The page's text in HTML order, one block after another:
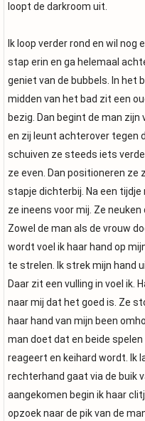
loopt de darkroom uit.
Ik loop verder rond en wil
stap erin en ga helemaal
geniet van de bubbels. In het
midden van het bad zit een
bezig. Dan begint de man
en zij leunt achterover tegen
schuiven ze steeds iets
ze even. Dan positioneren ze
stapje dichterbij. Na een
ze ineens voor mij. Ze
Zowel de man als de vrouw
wordt voel ik haar hand op
te strelen. Ik strek mijn hand
Daar zit een vulling in voel ik.
naar mij dat het goed is. Ze
haar hand van mijn been
man doet dat en beide
reageert en keihard wordt. Ik
rechterhand gaat via de buik
aangekomen begin ik haar
opzoek naar de pik van de